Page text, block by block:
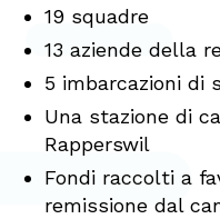
19 squadre
13 aziende della
5 imbarcazioni di
Una stazione di
Rapperswil
Fondi raccolti a
remissione dal